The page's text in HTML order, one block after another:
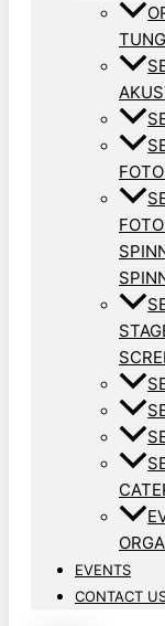
EVENTS
CONTACT